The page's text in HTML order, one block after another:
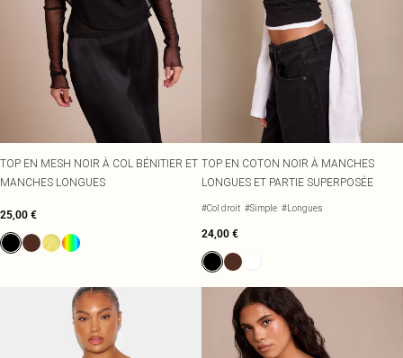
TOP EN MESH NOIR À COL BÉNITIER ET
MANCHES LONGUES
25,00 €
TOP EN COTON NOIR À MANCHES
LONGUES ET PARTIE SUPERPOSÉE
#Col droit #Simple #Longues
24,00 €